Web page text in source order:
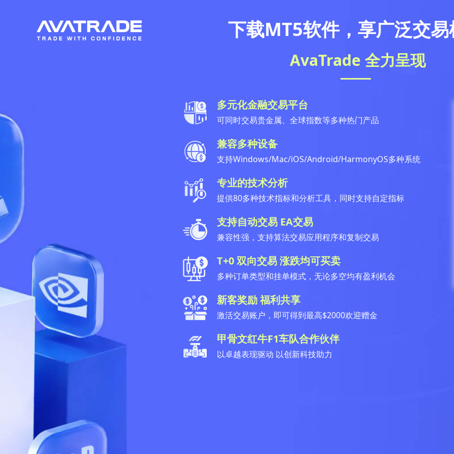
下载MT5软件，享广泛交
AvaTrade 全力呈现
多元化金融交易平台
可同时交易贵金属、全球指数等多种热门产品
兼容多种设备
支持Windows/Mac/iOS/Android/HarmonyOS多种系统
专业的技术分析
提供80多种技术指标和分析工具，同时支持自定指标
支持自动交易 EA交易
兼容性强，支持算法交易应用程序和复制交易
T+0 双向交易 涨跌均可买卖
多种订单类型和挂单模式，无论多空均有盈利机会
新客奖励 福利共享
激活交易账户，即可得到最高$2000欢迎赠金
甲骨文红牛F1车队合作伙伴
以卓越表现驱动 以创新科技助力